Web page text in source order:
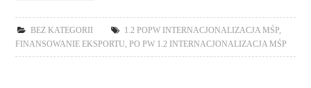
BEZ KATEGORII 1.2 POPW INTERNACJONALIZACJA MŚP
FINANSOWANIE EKSPORTU
PO PW 1.2 INTERNACJONALIZACJA MŚP